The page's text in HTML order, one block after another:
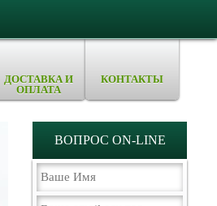
ДОСТАВКА И
ОПЛАТА
КОНТАКТЫ
ВОПРОС ON-LINE